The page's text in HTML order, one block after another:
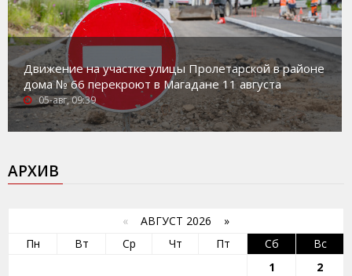
Движение на участке улицы Пролетарской в районе
дома № 66 перекроют в Магадане 11 августа
05-авг, 09:39
АРХИВ
« АВГУСТ 2026 »
Пн
Вт Ср Чт Пт Сб
Вс
1
2